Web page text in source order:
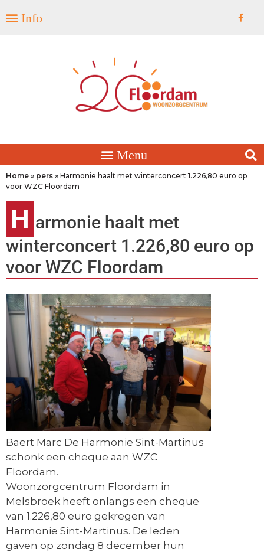
Home » pers » Harmonie haalt met winterconcert 1.226,80 euro op
voor WZC Floordam
H armonie haalt met
winterconcert 1.226,80 euro op
voor WZC Floordam
Baert Marc De Harmonie Sint-Martinus
schonk een cheque aan WZC
Floordam.
Woonzorgcentrum Floordam in
Melsbroek heeft onlangs een cheque
van 1.226,80 euro gekregen van
Harmonie Sint-Martinus. De leden
gaven op zondag 8 december hun